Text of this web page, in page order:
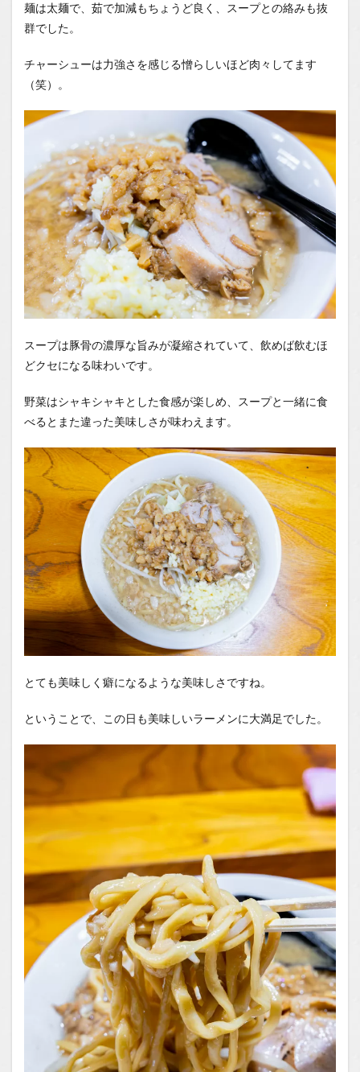
麺は太麺で、茹で加減もちょうど良く、スープとの絡みも抜
群でした。
チャーシューは力強さを感じる憎らしいほど肉々してます
（笑）。
スープは豚骨の濃厚な旨みが凝縮されていて、飲めば飲むほ
どクセになる味わいです。
野菜はシャキシャキとした食感が楽しめ、スープと一緒に食
べるとまた違った美味しさが味わえます。
とても美味しく癖になるような美味しさですね。
ということで、この日も美味しいラーメンに大満足でした。